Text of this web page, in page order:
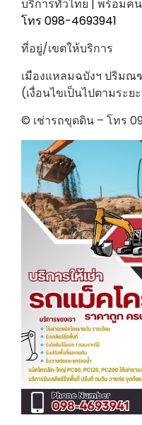
บริการทั่วไทย | พร้อมค
โทร 098-4693941
ที่อยู่/เขตให้บริการ
เมืองแหลมฉบังฯ ปริมณ
(เงื่อนไขเป็นไปตามระย
© เช่ารถขุดดิน – โทร